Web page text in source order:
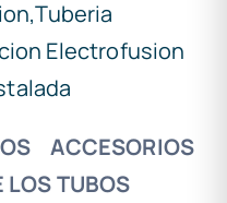
ACCESORIOS
LOS TUBOS